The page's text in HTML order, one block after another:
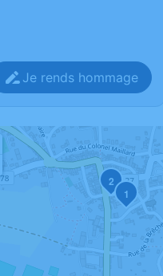
Je rends hommage
1
2